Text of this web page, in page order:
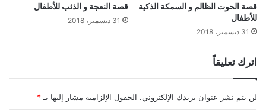
قصة الحوت الظالم و السمكة الذكية
للأطفال
31 ديسمبر، 2018
قصة النعجة و الذئب للأطفال
31 ديسمبر، 2018
اترك تعليقاً
لن يتم نشر عنوان بريدك الإلكتروني. الحقول الإلزامية مشار إليها بـ *